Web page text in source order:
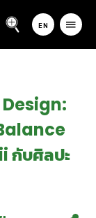
EN
Design:
กับศิลปะ